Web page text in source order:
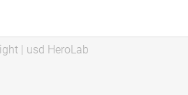
| usd HeroLab